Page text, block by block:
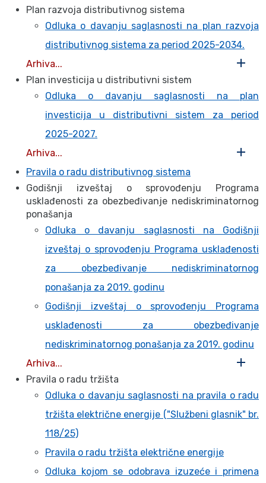
Plan razvoja distributivnog sistema
Odluka o davanju saglasnosti na plan razvoja
distributivnog sistema za period 2025-2034.
Arhiva...
Plan investicija u distributivni sistem
Odluka o davanju saglasnosti na plan
investicija u distributivni sistem za period
2025-2027.
Arhiva...
Pravila o radu distributivnog sistema
Godišnji izveštaj o sprovođenju Programa
usklađenosti za obezbeđivanje nediskriminatornog
ponašanja
Odluka o davanju saglasnosti na Godišnji
izveštaj o sprovođenju Programa usklađenosti
za obezbeđivanje nediskriminatornog
ponašanja za 2019. godinu
Godišnji izveštaj o sprovođenju Programa
usklađenosti za obezbeđivanje
nediskriminatornog ponašanja za 2019. godinu
Arhiva...
Pravila o radu tržišta
Odluka o davanju saglasnosti na pravila o radu
tržišta električne energije ("Službeni glasnik" br.
118/25)
Pravila o radu tržišta električne energije
Odluka kojom se odobrava izuzeće i primena